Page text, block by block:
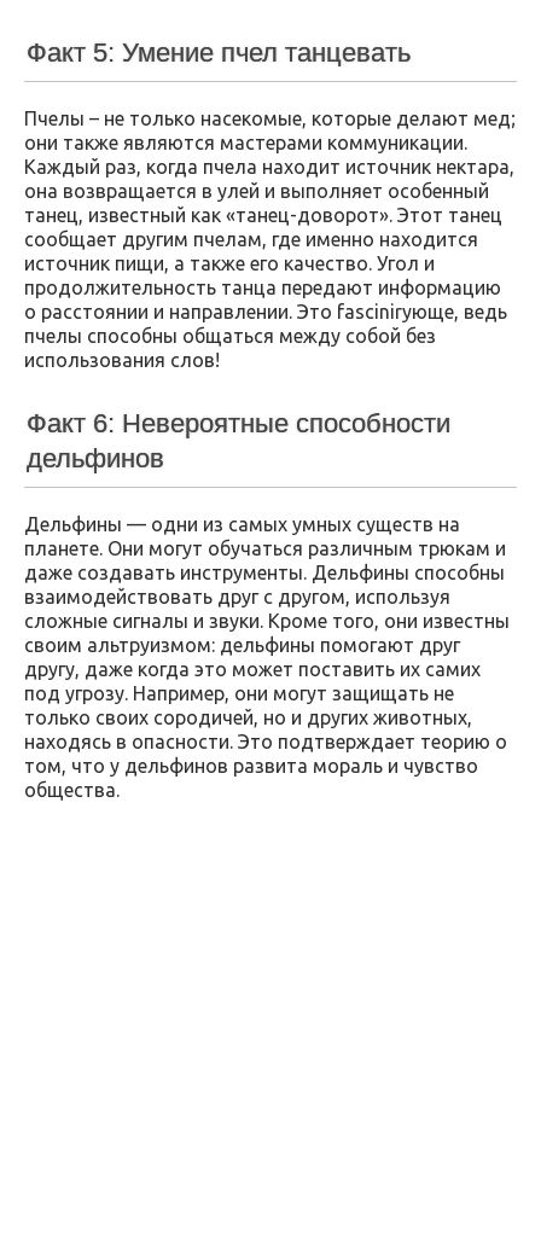
Факт 5: Умение пчел танцевать
Пчелы – не только насекомые, которые делают мед;
они также являются мастерами коммуникации.
Каждый раз, когда пчела находит источник нектара,
она возвращается в улей и выполняет особенный
танец, известный как «танец-доворот». Этот танец
сообщает другим пчелам, где именно находится
источник пищи, а также его качество. Угол и
продолжительность танца передают информацию
о расстоянии и направлении. Это fascinirующе, ведь
пчелы способны общаться между собой без
использования слов!
Факт 6: Невероятные способности
дельфинов
Дельфины — одни из самых умных существ на
планете. Они могут обучаться различным трюкам и
даже создавать инструменты. Дельфины способны
взаимодействовать друг с другом, используя
сложные сигналы и звуки. Кроме того, они известны
своим альтруизмом: дельфины помогают друг
другу, даже когда это может поставить их самих
под угрозу. Например, они могут защищать не
только своих сородичей, но и других животных,
находясь в опасности. Это подтверждает теорию о
том, что у дельфинов развита мораль и чувство
общества.